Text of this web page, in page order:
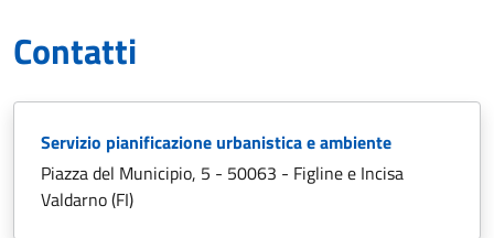
Contatti
Servizio pianificazione urbanistica e ambiente
Piazza del Municipio, 5 - 50063 - Figline e Incisa
Valdarno (FI)